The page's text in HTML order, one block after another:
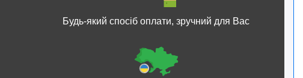
Будь-який спосіб оплати, зручний для Вас